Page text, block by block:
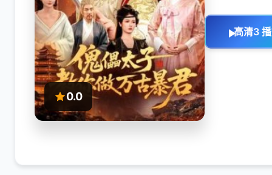
0.0
高清3